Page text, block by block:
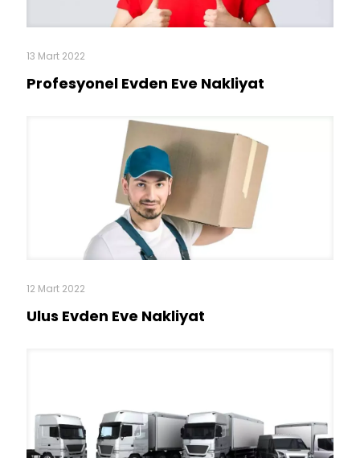
13 Mart 2022
Profesyonel Evden Eve Nakliyat
12 Mart 2022
Ulus Evden Eve Nakliyat